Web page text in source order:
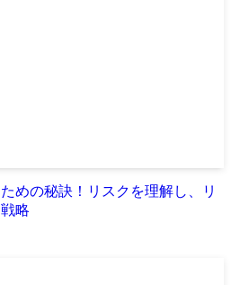
めの秘訣！リスクを理解し、リ
略